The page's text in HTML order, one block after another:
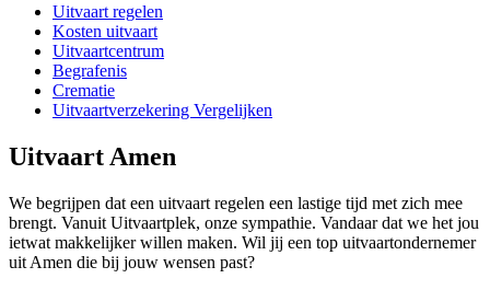
Uitvaart regelen
Kosten uitvaart
Uitvaartcentrum
Begrafenis
Crematie
Uitvaartverzekering Vergelijken
Uitvaart Amen
We begrijpen dat een uitvaart regelen een lastige tijd met zich mee
brengt. Vanuit Uitvaartplek, onze sympathie. Vandaar dat we het jou
ietwat makkelijker willen maken. Wil jij een top uitvaartondernemer
uit Amen die bij jouw wensen past?